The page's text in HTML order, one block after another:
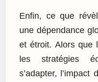
Enfin, ce que
une dépendance
et étroit. Alors que
les stratégies
s’adapter,